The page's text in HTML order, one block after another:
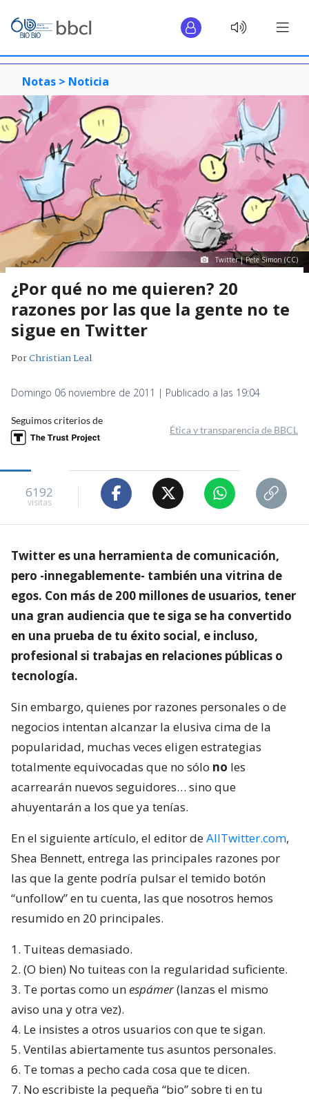
Notas > Noticia
Twitter | Pete Simon (CC)
¿Por qué no me quieren? 20
razones por las que la gente no te
sigue en Twitter
PorChristian Leal
Domingo 06 noviembre de 2011 | Publicado a las 19:04
Seguimos criterios de
Ética y transparencia de BBCL
6192
visitas
Twitter es una herramienta de comunicación,
pero -innegablemente- también una vitrina de
egos. Con más de 200 millones de usuarios, tener
una gran audiencia que te siga se ha convertido
en una prueba de tu éxito social, e incluso,
profesional si trabajas en relaciones públicas o
tecnología.
Sin embargo, quienes por razones personales o de
negocios intentan alcanzar la elusiva cima de la
popularidad, muchas veces eligen estrategias
totalmente equivocadas que no sólo no les
acarrearán nuevos seguidores… sino que
ahuyentarán a los que ya tenías.
En el siguiente artículo, el editor deAllTwitter.com,
Shea Bennett, entrega las principales razones por
las que la gente podría pulsar el temido botón
“unfollow” en tu cuenta, las que nosotros hemos
resumido en 20 principales.
1. Tuiteas demasiado.
2. (O bien) No tuiteas con la regularidad suficiente.
3. Te portas como unespámer(lanzas el mismo
aviso una y otra vez).
4. Le insistes a otros usuarios con que te sigan.
5. Ventilas abiertamente tus asuntos personales.
6. Te tomas a pecho cada cosa que te dicen.
7. No escribiste la pequeña “bio” sobre ti en tu